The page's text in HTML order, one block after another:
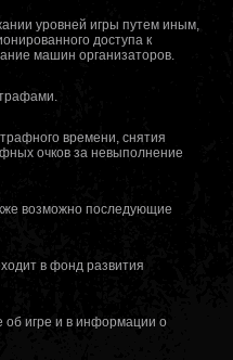
уровней игры путем иным,
доступа к
машин организаторов.
времени, снятия
очков за невыполнение
возможно последующие
в фонд развития
об игре и в информации о